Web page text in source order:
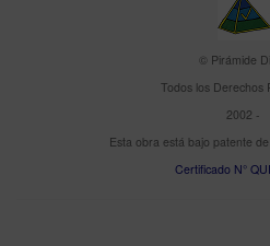
© Pirámide
Todos los Derechos
2002 -
Esta obra está bajo patente
Certificado N°